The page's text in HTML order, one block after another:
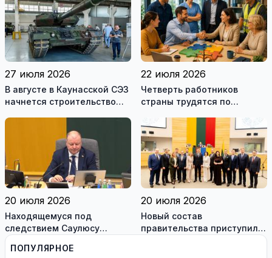
27 июля 2026
В августе в Каунасской СЭЗ
начнется строительство
22 июля 2026
Четверть работников
страны трудятся по
это выгодно и
сотрудникам, и
работодателям
20 июля 2026
Находящемуся под
следствием Саулюсу
Сквернялису временно
разрешили выехать за
20 июля 2026
Новый состав
правительства приступил к
ПОПУЛЯРНОЕ